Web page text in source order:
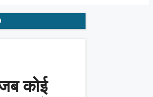
कोई